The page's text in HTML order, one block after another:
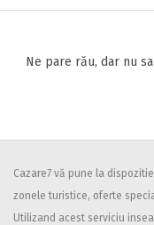
Facilități
Ne pare rău, dar nu
Cazare7 vă pune la
zonele turistice, oferte
Utilizand acest serviciu